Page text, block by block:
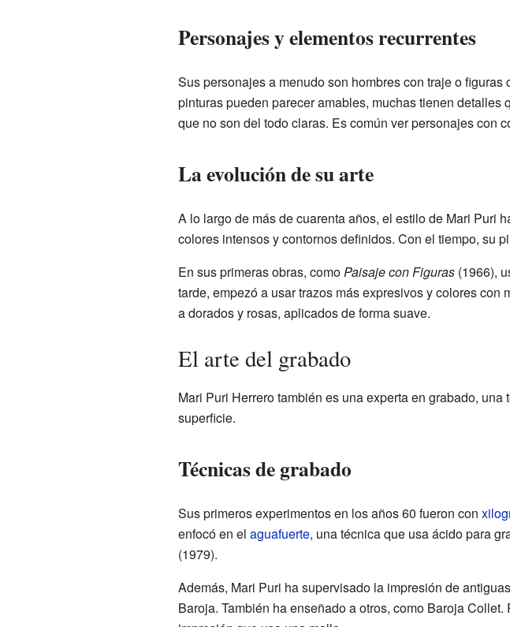
Personajes y elementos recurrentes
Sus personajes a menudo son hombres con traje o
pinturas pueden parecer amables, muchas tienen
que no son del todo claras. Es común ver personajes con
La evolución de su arte
A lo largo de más de cuarenta años, el estilo de Mari Puri
colores intensos y contornos definidos. Con el tiempo, su
En sus primeras obras, comoPaisaje con Figuras(1966),
tarde, empezó a usar trazos más expresivos y colores
a dorados y rosas, aplicados de forma suave.
El arte del grabado
Mari Puri Herrero también es una experta en grabado,
superficie.
Técnicas de grabado
Sus primeros experimentos en los años 60 fueron con
enfocó en el aguafuerte, una técnica que usa ácido para
(1979).
Además, Mari Puri ha supervisado la impresión de
Baroja. También ha enseñado a otros, como Baroja